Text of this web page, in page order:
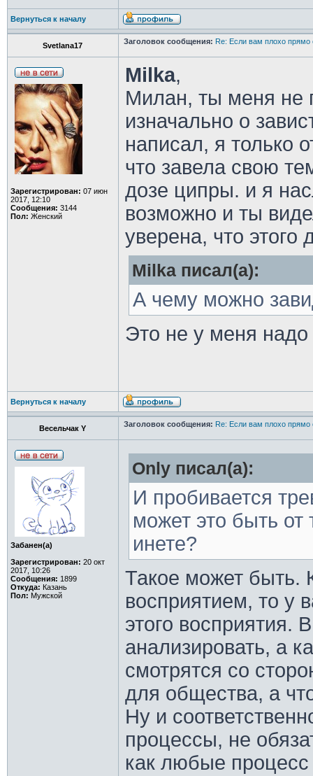
Вернуться к началу
Svetlana17 Заголовок сообщения: Re: Если вам плохо прямо
Зарегистрирован: 07 июн
2017, 12:10
Сообщения: 3144
Пол: Женский
Milka,
Милан, ты меня не
изначально о
написал, я только
что завела свою
дозе ципры. и я
возможно и ты
уверена, что
Milka писал(а):
А чему можно
Это не у меня
Вернуться к началу
Весельчак Y Заголовок сообщения: Re: Если вам плохо прямо
Забанен(а)
Зарегистрирован: 20 окт
2017, 10:26
Сообщения: 1899
Откуда: Казань
Пол: Мужской
Only писал(а):
И пробивается
может это быть от
инете?
Такое может быть.
восприятием, то у
этого восприятия.
анализировать, а
смотрятся со
для общества, а
Ну и
процессы, не
как любые